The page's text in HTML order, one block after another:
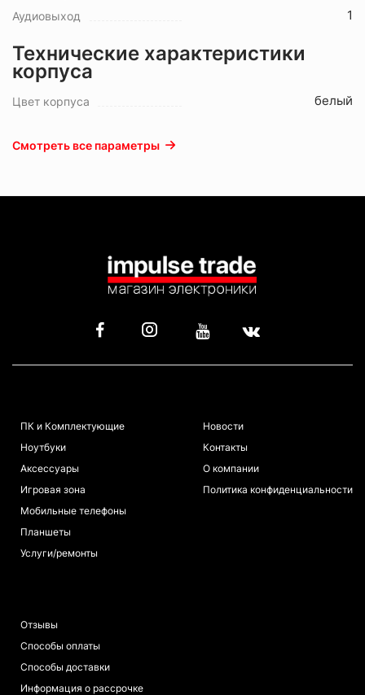
Аудиовыход 1
Технические характеристики
корпуса
Цвет корпуса белый
Смотреть все параметры
ПК и Комплектующие
Ноутбуки
Аксессуары
Игровая зона
Мобильные телефоны
Планшеты
Услуги/ремонты
Новости
Контакты
О компании
Политика конфиденциальности
Отзывы
Способы оплаты
Способы доставки
Информация о рассрочке